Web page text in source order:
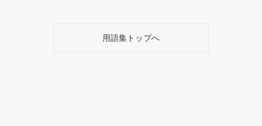
用語集トップへ